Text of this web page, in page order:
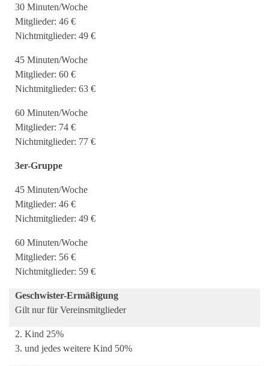
30 Minuten/Woche
Mitglieder: 46 €
Nichtmitglieder: 49 €
45 Minuten/Woche
Mitglieder: 60 €
Nichtmitglieder: 63 €
60 Minuten/Woche
Mitglieder: 74 €
Nichtmitglieder: 77 €
3er-Gruppe
45 Minuten/Woche
Mitglieder: 46 €
Nichtmitglieder: 49 €
60 Minuten/Woche
Mitglieder: 56 €
Nichtmitglieder: 59 €
Geschwister-Ermäßigung
Gilt nur für Vereinsmitglieder
2. Kind 25%
3. und jedes weitere Kind 50%